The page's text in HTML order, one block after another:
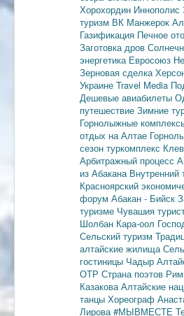
Хорохордин Иннополис
туризм ВК Манжерок
Газификация Печное
Заготовка дров
энергетика Евросоюз
Зерновая сделка
Украине Travel Media
Дешевые авиабилеты
путешествие Зимние
Горнолыжные
отдых на Алтае
сезон туркомплекс
Арбитражный процесс
из Абакана Внутренний
Красноярский
форум Абакан - Бийск
туризме Чувашия
Шолбан Кара-оол
Сельский туризм
алтайские жилища
гостиницы Чадыр
ОТР Страна поэтов
КазаковаАлтайские
танцы Хореограф
Лирова#МЫВМЕСТЕ